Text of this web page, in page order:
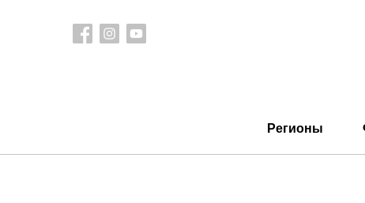
Регионы